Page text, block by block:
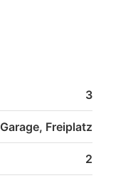
3
Garage, Freiplatz
2